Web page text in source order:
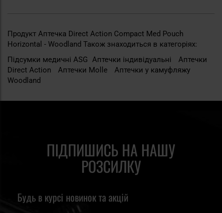
Продукт Аптечка Direct Action Compact Med Pouch
Horizontal - Woodland Також знаходиться в категоріях:
Підсумки медичні ASG Аптечки індивідуальні
Аптечки
Direct Action
Аптечки Molle
Аптечки у камуфляжу
Woodland
ПІДПИШИСЬ НА НАШУ
РОЗСИЛКУ
Будь в курсі новинок та акцій